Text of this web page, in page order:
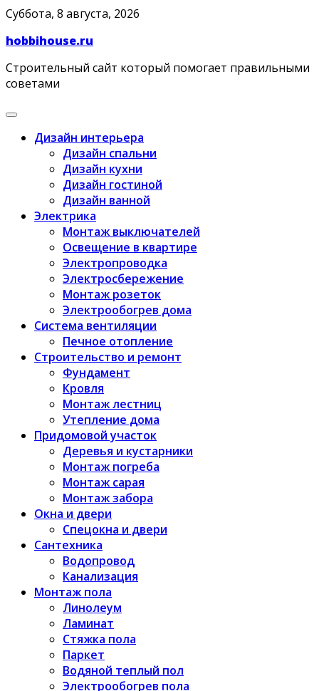
Skip
content
Суббота, 8 августа, 2026
hobbihouse.ru
Строительный сайт который помогает правильными
советами
Дизайн интерьера
Дизайн спальни
Дизайн кухни
Дизайн гостиной
Дизайн ванной
Электрика
Монтаж выключателей
Освещение в квартире
Электропроводка
Электросбережение
Монтаж розеток
Электрообогрев дома
Система вентиляции
Печное отопление
Строительство и ремонт
Фундамент
Кровля
Монтаж лестниц
Утепление дома
Придомовой участок
Деревья и кустарники
Монтаж погреба
Монтаж сарая
Монтаж забора
Окна и двери
Спецокна и двери
Сантехника
Водопровод
Канализация
Монтаж пола
Линолеум
Ламинат
Стяжка пола
Паркет
Водяной теплый пол
Электрообогрев пола